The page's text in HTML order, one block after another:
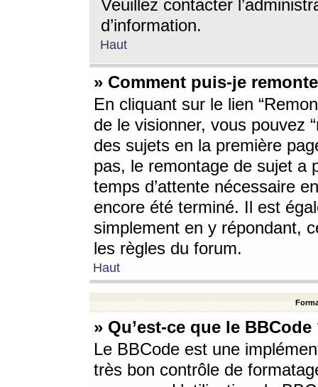
Veuillez contacter
d’information.
Haut
» Comment puis-je
En cliquant sur le lien
de le visionner, vous pouvez
des sujets en la première
pas, le remontage de sujet a
temps d’attente nécessaire
encore été terminé. Il est
simplement en y répondant,
les règles du forum.
Haut
» Qu’est-ce que le BBCode
Le BBCode est une
très bon contrôle de